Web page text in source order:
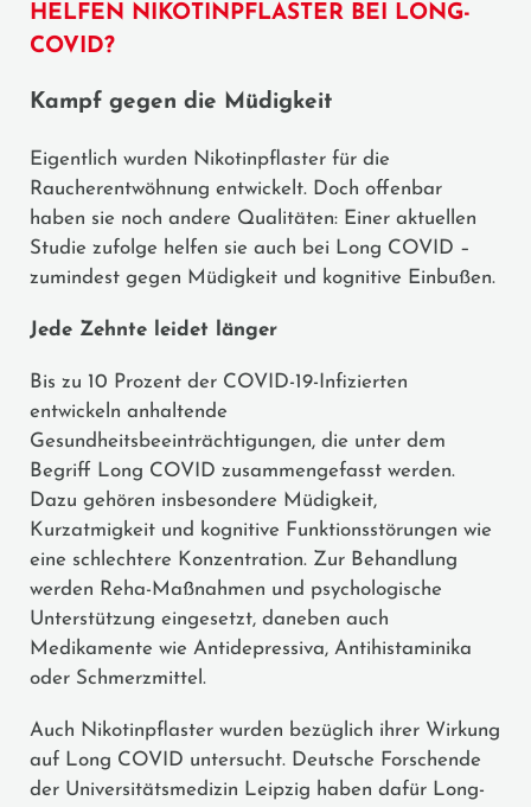
HELFEN NIKOTINPFLASTER BEI LONG-
COVID?
Kampf gegen die Müdigkeit
Eigentlich wurden Nikotinpflaster für die
Raucherentwöhnung entwickelt. Doch offenbar
haben sie noch andere Qualitäten: Einer aktuellen
Studie zufolge helfen sie auch bei Long COVID –
zumindest gegen Müdigkeit und kognitive Einbußen.
Jede Zehnte leidet länger
Bis zu 10 Prozent der COVID-19-Infizierten
entwickeln anhaltende
Gesundheitsbeeinträchtigungen, die unter dem
Begriff Long COVID zusammengefasst werden.
Dazu gehören insbesondere Müdigkeit,
Kurzatmigkeit und kognitive Funktionsstörungen wie
eine schlechtere Konzentration. Zur Behandlung
werden Reha-Maßnahmen und psychologische
Unterstützung eingesetzt, daneben auch
Medikamente wie Antidepressiva, Antihistaminika
oder Schmerzmittel.
Auch Nikotinpflaster wurden bezüglich ihrer Wirkung
auf Long COVID untersucht. Deutsche Forschende
der Universitätsmedizin Leipzig haben dafür Long-